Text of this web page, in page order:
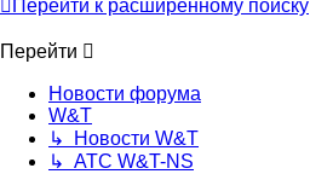
Перейти к расширенному поиску
Перейти
Новости форума
W&T
↳ Новости W&T
↳ АТС W&T-NS